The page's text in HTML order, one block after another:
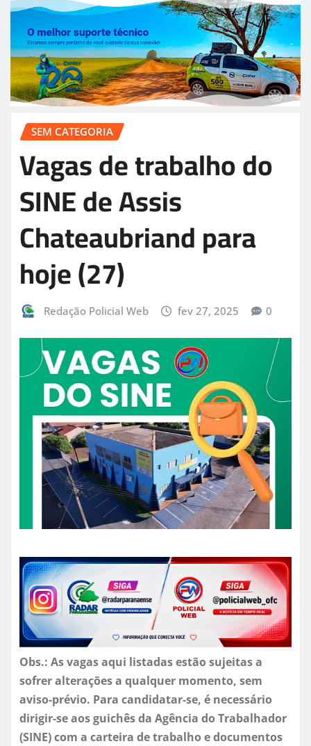
SEM CATEGORIA
Vagas de trabalho do
SINE de Assis
Chateaubriand para
hoje (27)
Redação Policial Web fev 27, 2025 0
Obs.: As vagas aqui listadas estão sujeitas a
sofrer alterações a qualquer momento, sem
aviso-prévio. Para candidatar-se, é necessário
dirigir-se aos guichês da Agência do Trabalhador
(SINE) com a carteira de trabalho e documentos